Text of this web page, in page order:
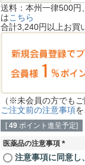
送料：本州一律500
はこちら
合計3,240円以上お買
（※未会員の方でもご
ご注文前の注意事項を
[ 49 ポイント進呈予定]
医薬品の注意事項
(
必
注意事項に同意し